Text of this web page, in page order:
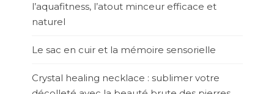
l’aquafitness, l’atout minceur efficace et
naturel
Le sac en cuir et la mémoire sensorielle
Crystal healing necklace : sublimer votre